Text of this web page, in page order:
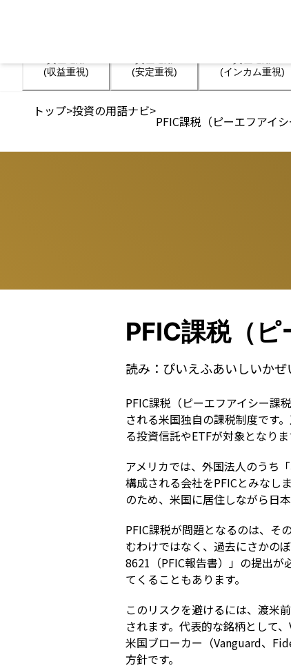
(収益重視)
(安定重視)
(インカム重視)
トップ>投資の用語ナビ>
PFIC課税（ピーエフアイシ
PFIC課税（ピ
読み： ぴいえふあいしいかぜ
PFIC課税（ピーエフアイシー課
される米国独自の課税制度です
る投資信託やETFが対象となりま
アメリカでは、外国法人のうち
構成される会社をPFICとみなし
のため、米国に居住しながら日
PFIC課税が問題となるのは、そ
むわけではなく、過去にさかの
8621（PFIC報告書）」の提出が
てくることもあります。
このリスクを避けるには、渡米
されます。代表的な銘柄として
米国ブローカー（Vanguard、
方針です。